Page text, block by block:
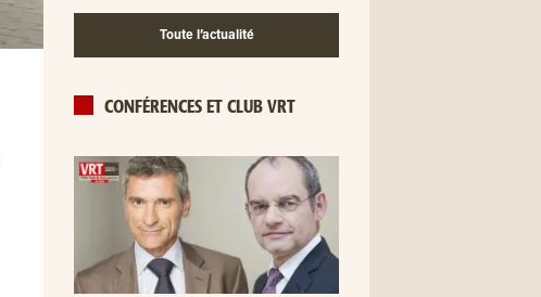
Toute l’actualité
CONFÉRENCES ET CLUB VRT